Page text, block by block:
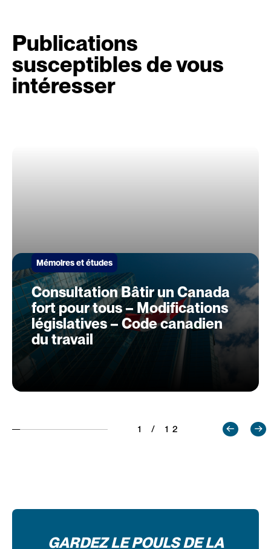
Publications
susceptibles de vous
intéresser
Mémoires et études
Consultation Bâtir un Canada
fort pour tous – Modifications
législatives – Code canadien
du travail
1 / 12
GARDEZ LE POULS DE LA